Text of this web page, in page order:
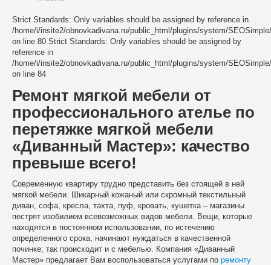
Strict Standards: Only variables should be assigned by reference in
/home/i/insite2/obnovkadivana.ru/public_html/plugins/system/
on line 80 Strict Standards: Only variables should be assigned by
reference in
/home/i/insite2/obnovkadivana.ru/public_html/plugins/system/
on line 84
Ремонт мягкой мебели от
профессионального ателье по
перетяжке мягкой мебели
«Диванный Мастер»: качество
превыше всего!
Современную квартиру трудно представить без стоящей в ней
мягкой мебели. Шикарный кожаный или скромный текстильный
диван, софа, кресла, тахта, пуф, кровать, кушетка – магазины
пестрят изобилием всевозможных видов мебели. Вещи, которые
находятся в постоянном использовании, по истечению
определенного срока, начинают нуждаться в качественной
починке; так происходит и с мебелью. Компания «Диванный
Мастер» предлагает Вам воспользоваться услугами по ремонту